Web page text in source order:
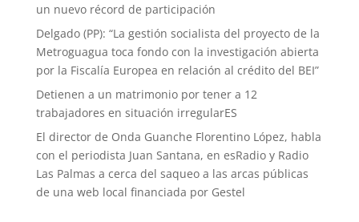
un nuevo récord de participación
Delgado (PP): “La gestión socialista del proyecto de la
Metroguagua toca fondo con la investigación abierta
por la Fiscalía Europea en relación al crédito del BEI”
Detienen a un matrimonio por tener a 12
trabajadores en situación irregularES
El director de Onda Guanche Florentino López, habla
con el periodista Juan Santana, en esRadio y Radio
Las Palmas a cerca del saqueo a las arcas públicas
de una web local financiada por Gestel